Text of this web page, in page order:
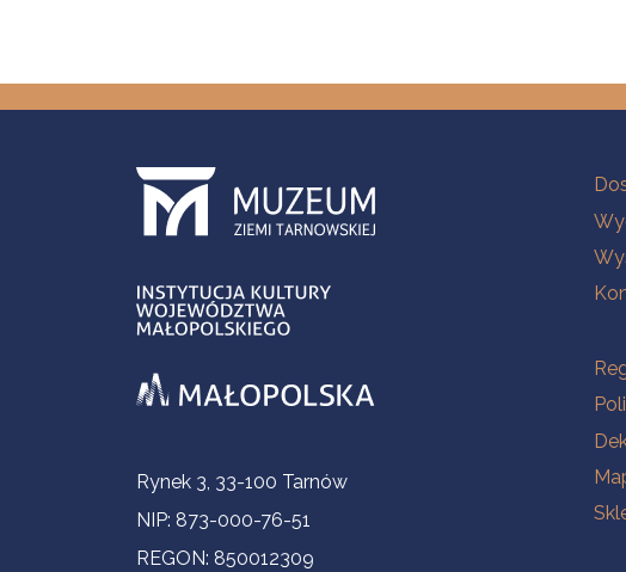
Informacje kontaktowe
Rynek 3, 33-100 Tarnów
NIP: 873-000-76-51
REGON: 850012309